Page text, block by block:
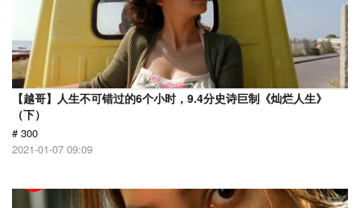
【越哥】人生不可错过的6个小时，9.4分史诗巨制《灿烂人生》
（下）
# 300
2021-01-07 09:09